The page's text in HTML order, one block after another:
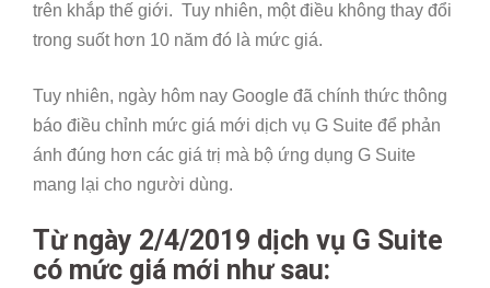
trên khắp thế giới. Tuy nhiên, một điều không thay đổi
trong suốt hơn 10 năm đó là mức giá.
Tuy nhiên, ngày hôm nay Google đã chính thức thông
báo điều chỉnh mức giá mới dịch vụ G Suite để phản
ánh đúng hơn các giá trị mà bộ ứng dụng G Suite
mang lại cho người dùng.
Từ ngày 2/4/2019 dịch vụ G Suite
có mức giá mới như sau: